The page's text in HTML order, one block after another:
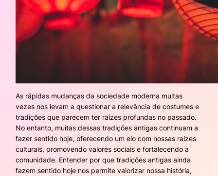
As rápidas mudanças da sociedade moderna muitas
vezes nos levam a questionar a relevância de costumes e
tradições que parecem ter raízes profundas no passado.
No entanto, muitas dessas tradições antigas continuam a
fazer sentido hoje, oferecendo um elo com nossas raízes
culturais, promovendo valores sociais e fortalecendo a
comunidade. Entender por que tradições antigas ainda
fazem sentido hoje nos permite valorizar nossa história,